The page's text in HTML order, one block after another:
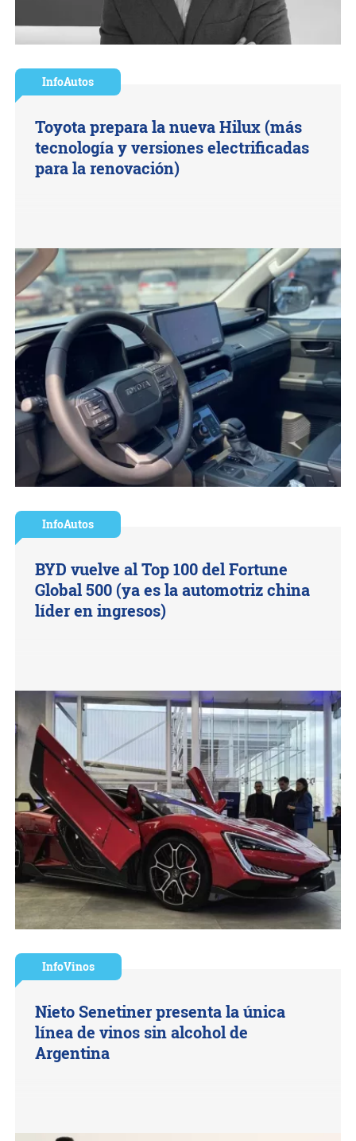
InfoAutos
Toyota prepara la nueva Hilux (más
tecnología y versiones electrificadas
para la renovación)
InfoAutos
BYD vuelve al Top 100 del Fortune
Global 500 (ya es la automotriz china
líder en ingresos)
InfoVinos
Nieto Senetiner presenta la única
línea de vinos sin alcohol de
Argentina